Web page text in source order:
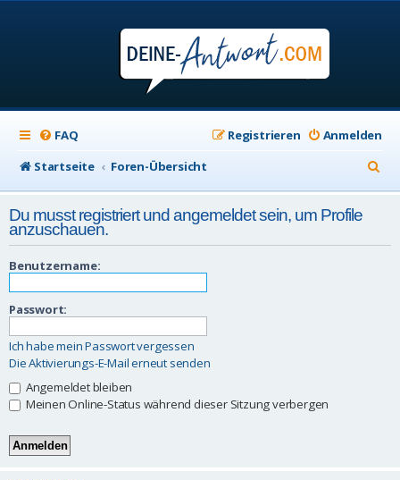
FAQ Anmelden
Registrieren
Startseite
Foren-Übersicht
u
h
Du musst registriert und angemeldet sein, um Profile
anzuschauen.
Benutzername:
Passwort:
Ich habe mein Passwort vergessen
Die Aktivierungs-E-Mail erneut senden
Angemeldet bleiben
Meinen Online-Status während dieser Sitzung verbergen